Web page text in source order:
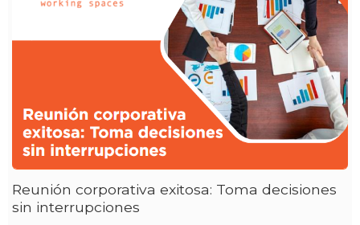
Reunión corporativa exitosa: Toma decisiones
sin interrupciones